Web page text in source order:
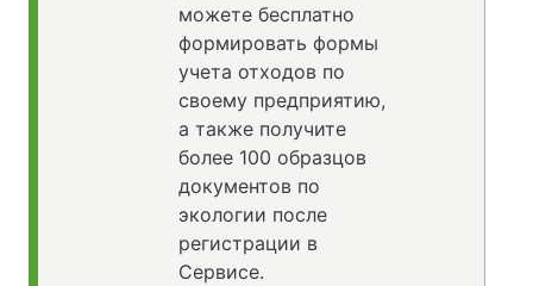
можете бесплатно
формировать формы
учета отходов по
своему предприятию,
а также получите
более 100 образцов
документов по
экологии после
регистрации в
Сервисе.